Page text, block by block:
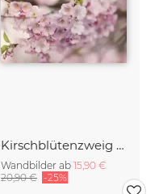
Kirschblütenzweig mit vielen Blüten
Wandbilder ab 15,90 €
20,90 € -25%